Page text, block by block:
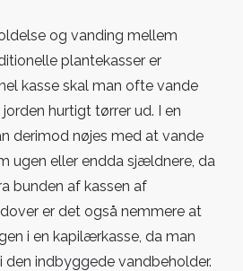
og vanding mellem
plantekasser er
kasse skal man ofte vande
hurtigt tørrer ud. I en
derimod nøjes med at vande
ugen eller endda sjældnere, da
bunden af kassen af
er det også nemmere at
i en kapilærkasse, da man
den indbyggede vandbeholder.